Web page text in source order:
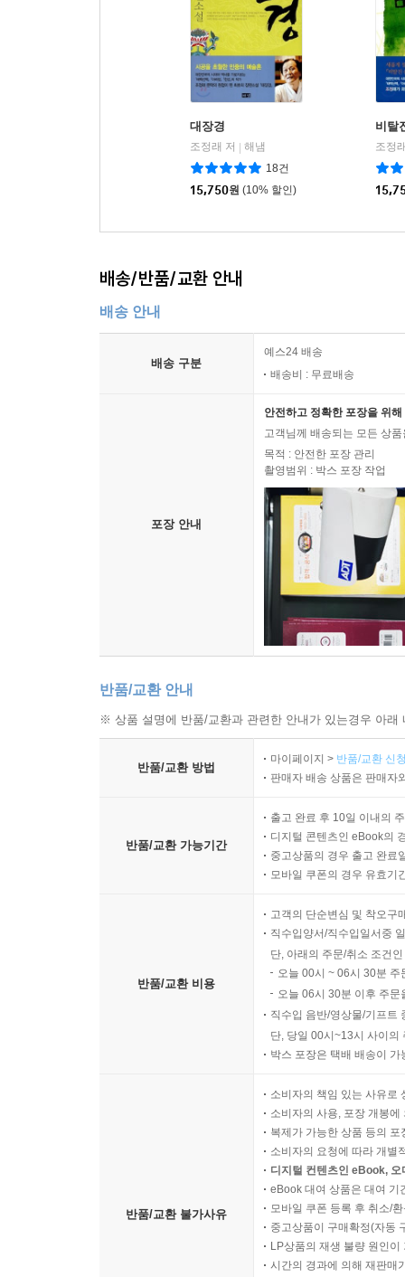
대장경
조정래 저
해냄
18건
15,750원 (10% 할인)
비탈
조정
배송/반품/교환 안내
배송 안내
배송 구분
예스24 배송
배송비 : 무료배송
포장 안내
안전하고 정확한 포장을 위
고객님께 배송되는 모든 상
목적 : 안전한 포장 관리
촬영범위 : 박스 포장 작업
반품/교환 안내
※ 상품 설명에 반품/교환과 관련한 안내가 있는경우 아
반품/교환 방법
마이페이지 > 반품/교환 신
판매자 배송 상품은 판매자
반품/교환 가능기간
출고 완료 후 10일 이내의
디지털 콘텐츠인 eBook의
중고상품의 경우 출고 완료
모바일 쿠폰의 경우 유효기
반품/교환 비용
고객의 단순변심 및 착오구
직수입양서/직수입일서중
단, 아래의 주문/취소 조건
오늘 00시 ~ 06시 30분
오늘 06시 30분 이후 주
직수입 음반/영상물/기프트
단, 당일 00시~13시 사이의
박스 포장은 택배 배송이
반품/교환 불가사유
소비자의 책임 있는 사유로
소비자의 사용, 포장 개봉
복제가 가능한 상품 등의
소비자의 요청에 따라 개별
디지털 컨텐츠인 eBook,
eBook 대여 상품은 대여 기
모바일 쿠폰 등록 후 취소/
중고상품이 구매확정(자동
LP상품의 재생 불량 원인
시간의 경과에 의해 재판매